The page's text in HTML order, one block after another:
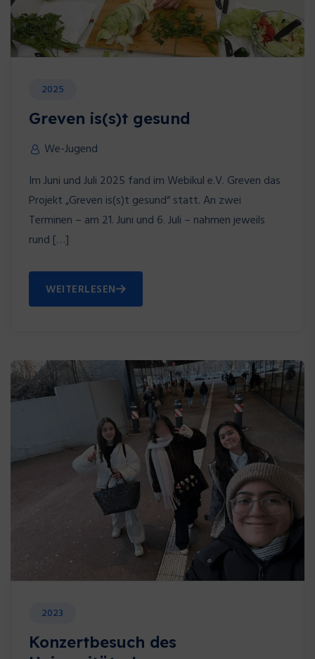
2025
Greven is(s)t gesund
We-Jugend
Im Juni und Juli 2025 fand im Webikul e.V. Greven das
Projekt „Greven is(s)t gesund“ statt. An zwei
Terminen – am 21. Juni und 6. Juli – nahmen jeweils
rund […]
WEITERLESEN
2023
Konzertbesuch des